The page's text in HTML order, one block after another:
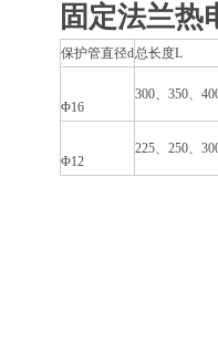
固定法兰热
保护管直径d总长度L
Φ16
300、350、
Φ12
225、250、